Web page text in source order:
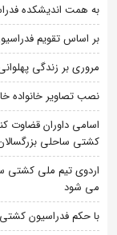
به همت اندیشکده
بر اساس تقویم
مروری بر زندگی
نصب تصاویر خانواده
اسامی داوران قضاوت
کشتی ساحلی
می شود
با حکم فدراسیون